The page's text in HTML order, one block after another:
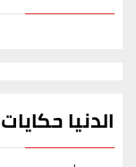
الدنيا حكايات